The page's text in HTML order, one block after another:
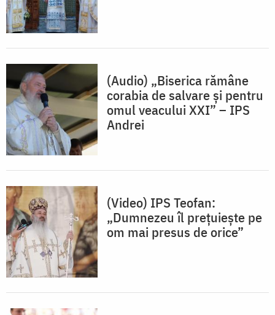
(Audio) „Biserica rămâne
corabia de salvare și pentru
omul veacului XXI” – IPS
Andrei
(Video) IPS Teofan:
„Dumnezeu îl prețuiește pe
om mai presus de orice”